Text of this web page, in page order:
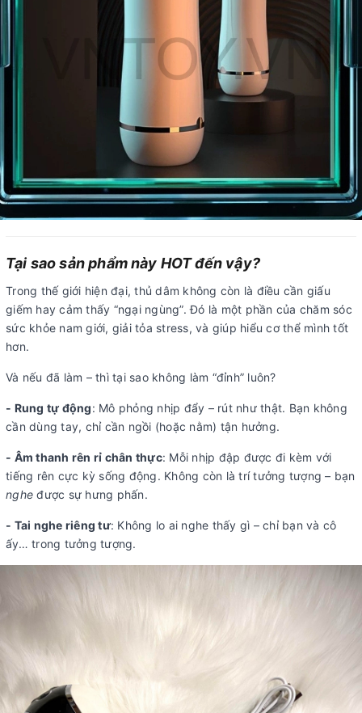
Tại sao sản phẩm này HOT đến vậy?
Trong thế giới hiện đại, thủ dâm không còn là điều cần giấu
giếm hay cảm thấy “ngại ngùng”. Đó là một phần của chăm sóc
sức khỏe nam giới, giải tỏa stress, và giúp hiểu cơ thể mình tốt
hơn.
Và nếu đã làm – thì tại sao không làm “đỉnh” luôn?
- Rung tự động: Mô phỏng nhịp đẩy – rút như thật. Bạn không
cần dùng tay, chỉ cần ngồi (hoặc nằm) tận hưởng.
- Âm thanh rên rỉ chân thực: Mỗi nhịp đập được đi kèm với
tiếng rên cực kỳ sống động. Không còn là trí tưởng tượng – bạn
nghe được sự hưng phấn.
- Tai nghe riêng tư: Không lo ai nghe thấy gì – chỉ bạn và cô
ấy… trong tưởng tượng.